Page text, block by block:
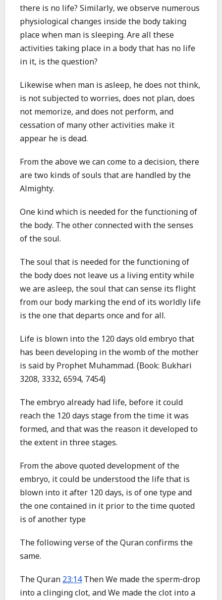
there is no life? Similarly, we observe numerous
physiological changes inside the body taking
place when man is sleeping. Are all these
activities taking place in a body that has no life
in it, is the question?
Likewise when man is asleep, he does not think,
is not subjected to worries, does not plan, does
not memorize, and does not perform, and
cessation of many other activities make it
appear he is dead.
From the above we can come to a decision, there
are two kinds of souls that are handled by the
Almighty.
One kind which is needed for the functioning of
the body. The other connected with the senses
of the soul.
The soul that is needed for the functioning of
the body does not leave us a living entity while
we are asleep, the soul that can sense its flight
from our body marking the end of its worldly life
is the one that departs once and for all.
Life is blown into the 120 days old embryo that
has been developing in the womb of the mother
is said by Prophet Muhammad. (Book: Bukhari
3208, 3332, 6594, 7454)
The embryo already had life, before it could
reach the 120 days stage from the time it was
formed, and that was the reason it developed to
the extent in three stages.
From the above quoted development of the
embryo, it could be understood the life that is
blown into it after 120 days, is of one type and
the one contained in it prior to the time quoted
is of another type
The following verse of the Quran confirms the
same.
The Quran 23:14Then We made the sperm-drop
into a clinging clot, and We made the clot into a